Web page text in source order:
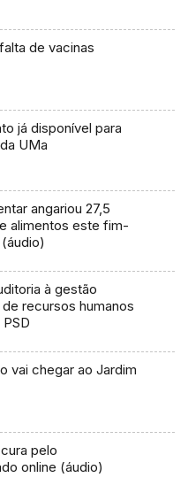
de vacinas
já disponível para
UMa
angariou 27,5
alimentos este fim-
à gestão
recursos humanos
vai chegar ao Jardim
pelo
online (áudio)